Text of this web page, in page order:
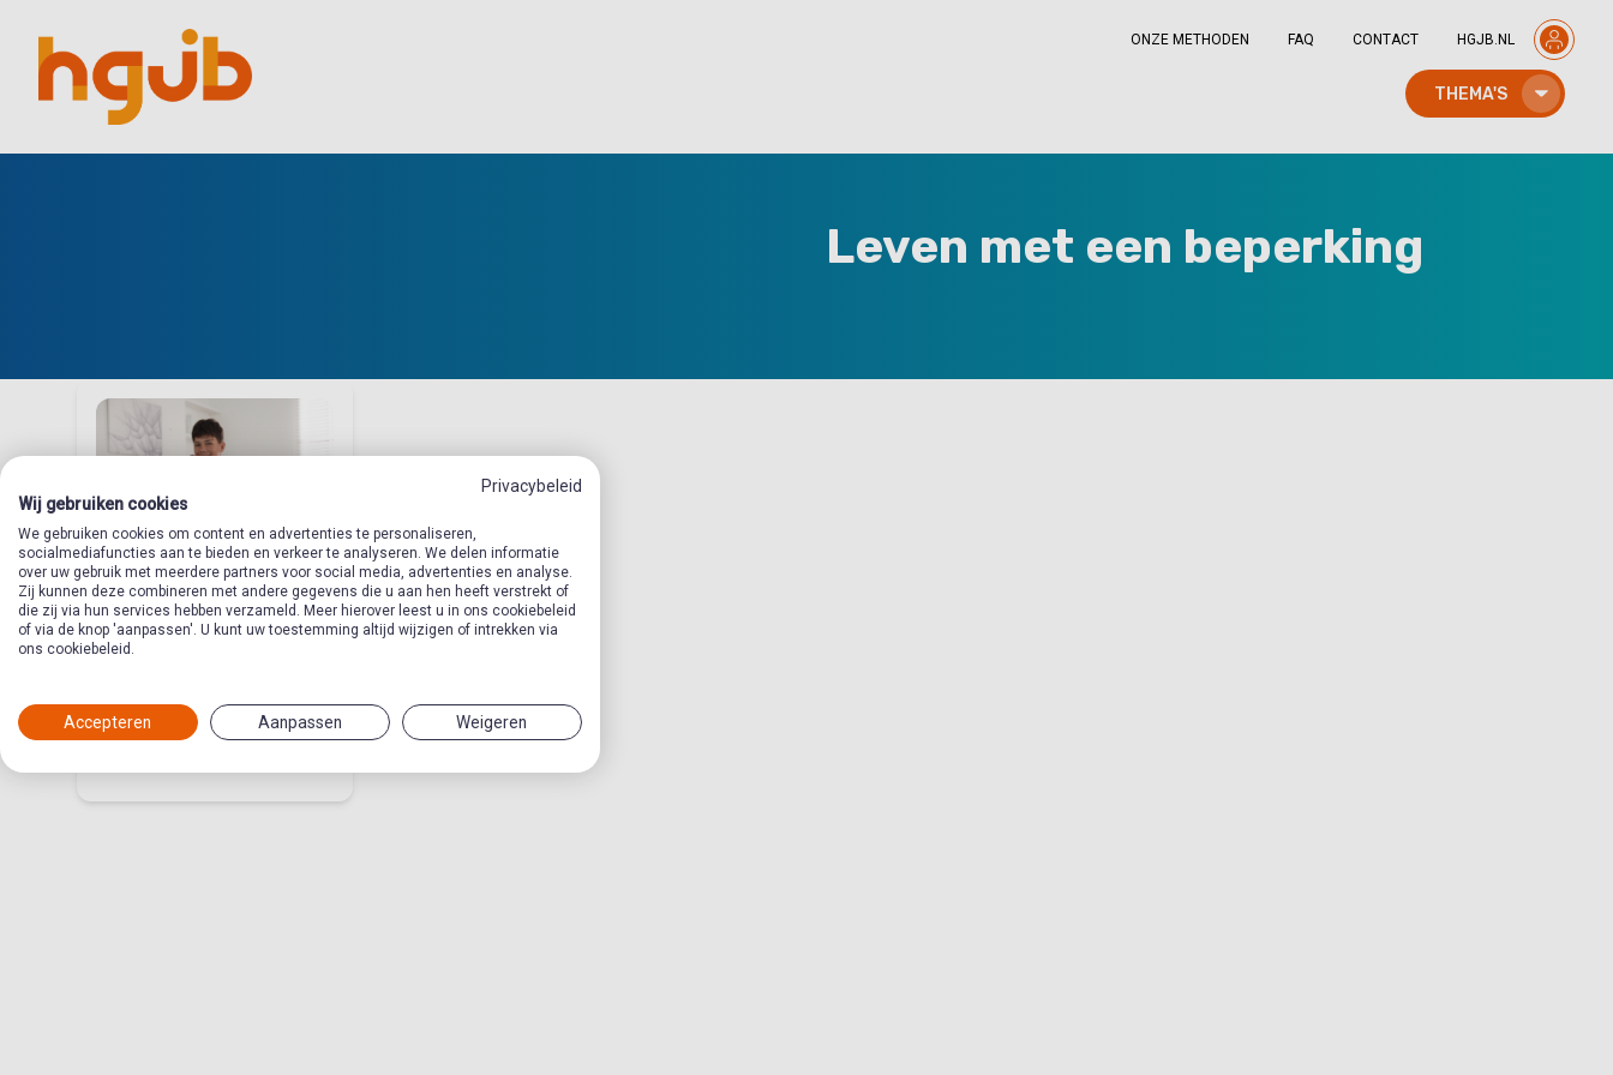
ONZE METHODEN FAQ CONTACT HGJB.NL
THEMA'S
Leven met een beperking
Als je niet gezond
Thema in Tienerwerkmethode
Privacybeleid
Wij gebruiken cookies
We gebruiken cookies om content en advertenties te personaliseren,
socialmediafuncties aan te bieden en verkeer te analyseren. We delen informatie
over uw gebruik met meerdere partners voor social media, advertenties en analyse.
Zij kunnen deze combineren met andere gegevens die u aan hen heeft verstrekt of
die zij via hun services hebben verzameld. Meer hierover leest u in ons cookiebeleid
of via de knop 'aanpassen'. U kunt uw toestemming altijd wijzigen of intrekken via
ons cookiebeleid.
Accepteren Aanpassen Weigeren